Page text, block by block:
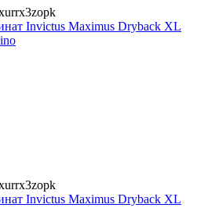
Invictus Maximus Dryback XL
Invictus Maximus Dryback XL